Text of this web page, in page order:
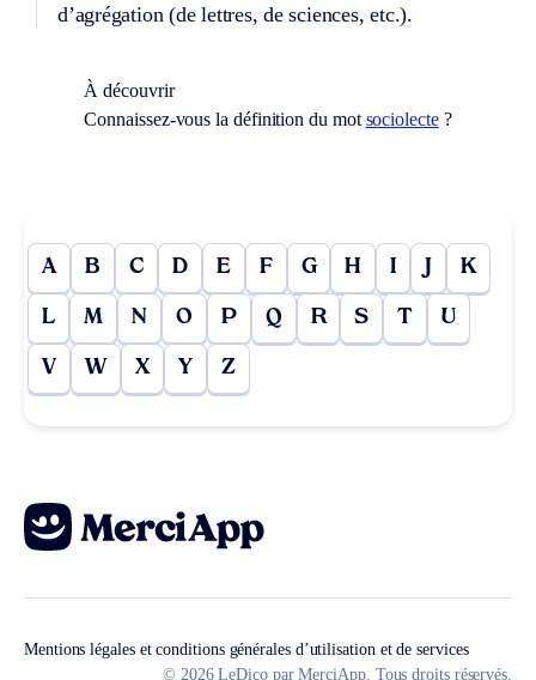
d’agrégation (de lettres, de sciences, etc.).
À découvrir
Connaissez-vous la définition du mot sociolecte?
A B C D E F G H I J K
L M N O P Q R S T U
V W X Y Z
Mentions légales et conditions générales d’utilisation et de services
© 2026 LeDico par MerciApp. Tous droits réservés.